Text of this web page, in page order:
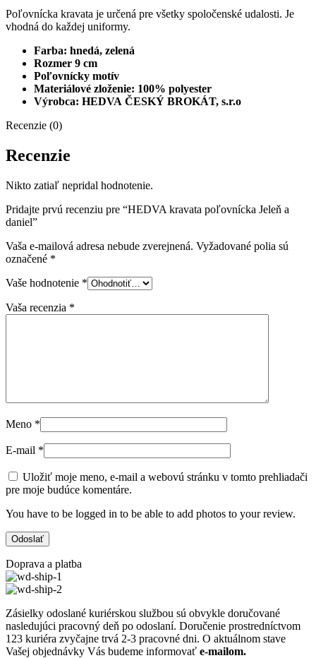
Poľovnícka kravata je určená pre všetky spoločenské udalosti. Je
vhodná do každej uniformy.
Farba: hnedá, zelená
Rozmer 9 cm
Poľovnícky motív
Materiálové zloženie: 100% polyester
Výrobca: HEDVA ČESKÝ BROKÁT, s.r.o
Recenzie (0)
Recenzie
Nikto zatiaľ nepridal hodnotenie.
Pridajte prvú recenziu pre “HEDVA kravata poľovnícka Jeleň a
daniel”
Vaša e-mailová adresa nebude zverejnená. Vyžadované polia sú
označené *
Vaše hodnotenie *
Vaša recenzia *
Meno *
E-mail *
Uložiť moje meno, e-mail a webovú stránku v tomto prehliadači
pre moje budúce komentáre.
You have to be logged in to be able to add photos to your review.
Doprava a platba
Zásielky odoslané kuriérskou službou sú obvykle doručované
nasledujúci pracovný deň po odoslaní. Doručenie prostredníctvom
123 kuriéra zvyčajne trvá 2-3 pracovné dni. O aktuálnom stave
Vašej objednávky Vás budeme informovať e-mailom.